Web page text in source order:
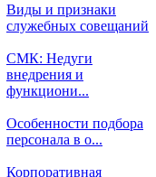
Виды и признаки
служебных совещаний
СМК: Недуги
внедрения и
функциони...
Особенности подбора
персонала в о...
Корпоративная